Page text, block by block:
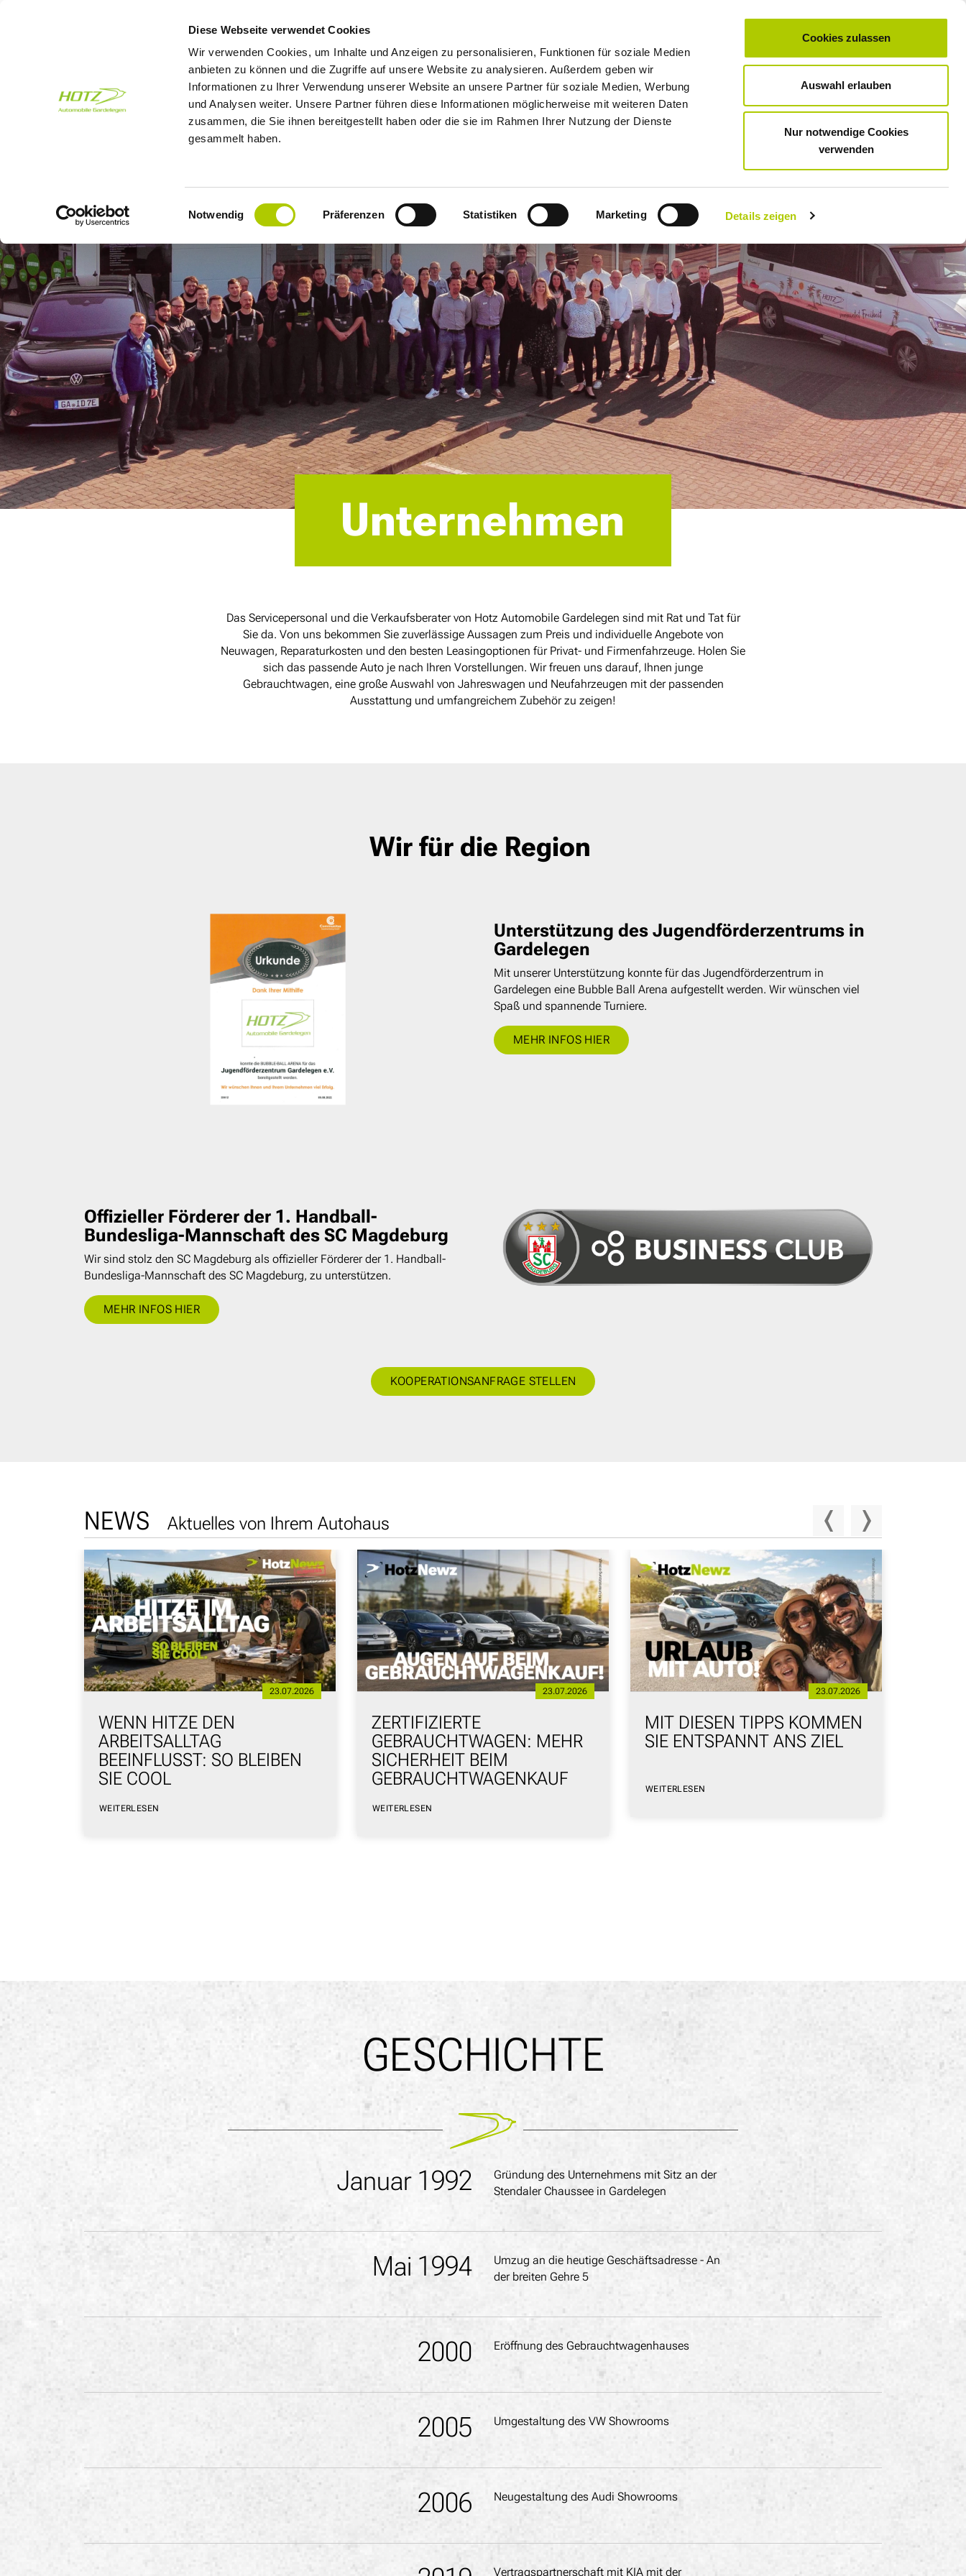
Diese Webseite verwendet Cookies
Wir verwenden Cookies, um Inhalte und Anzeigen zu personalisieren, Funktionen für soziale Medien
anbieten zu können und die Zugriffe auf unsere Website zu analysieren. Außerdem geben wir
Informationen zu Ihrer Verwendung unserer Website an unsere Partner für soziale Medien, Werbung
und Analysen weiter. Unsere Partner führen diese Informationen möglicherweise mit weiteren Daten
zusammen, die Sie ihnen bereitgestellt haben oder die sie im Rahmen Ihrer Nutzung der Dienste
gesammelt haben.
Einwilligungsauswahl
Notwendig Präferenzen Statistiken Marketing Details zeigen
Cookies zulassen
Auswahl erlauben
Nur notwendige Cookies
verwenden
ANGEBOTE FAHRZEUGSUCHE
Unternehmen
Das Servicepersonal und die Verkaufsberater von Hotz Automobile Gardelegen sind mit Rat und Tat für
Sie da. Von uns bekommen Sie zuverlässige Aussagen zum Preis und individuelle Angebote von
Neuwagen, Reparaturkosten und den besten Leasingoptionen für Privat- und Firmenfahrzeuge. Holen Sie
sich das passende Auto je nach Ihren Vorstellungen. Wir freuen uns darauf, Ihnen junge
Gebrauchtwagen, eine große Auswahl von Jahreswagen und Neufahrzeugen mit der passenden
Ausstattung und umfangreichem Zubehör zu zeigen!
Wir für die Region
Unterstützung des Jugendförderzentrums in
Gardelegen
Mit unserer Unterstützung konnte für das Jugendförderzentrum in
Gardelegen eine Bubble Ball Arena aufgestellt werden. Wir wünschen viel
Spaß und spannende Turniere.
MEHR INFOS HIER
Offizieller Förderer der 1. Handball-
Bundesliga-Mannschaft des SC Magdeburg
Wir sind stolz den SC Magdeburg als offizieller Förderer der 1. Handball-
Bundesliga-Mannschaft des SC Magdeburg, zu unterstützen.
MEHR INFOS HIER
KOOPERATIONSANFRAGE STELLEN
NEWS Aktuelles von Ihrem Autohaus
23.07.2026
WENN HITZE DEN
ARBEITSALLTAG
BEEINFLUSST: SO BLEIBEN
SIE COOL
WEITERLESEN
23.07.2026
ZERTIFIZIERTE
GEBRAUCHTWAGEN: MEHR
SICHERHEIT BEIM
GEBRAUCHTWAGENKAUF
WEITERLESEN
23.07.2026
MIT DIESEN TIPPS KOMMEN
SIE ENTSPANNT ANS ZIEL
WEITERLESEN
GESCHICHTE
Januar 1992
Gründung des Unternehmens mit Sitz an der
Stendaler Chaussee in Gardelegen
Mai 1994
Umzug an die heutige Geschäftsadresse - An
der breiten Gehre 5
2000 Eröffnung des Gebrauchtwagenhauses
2005 Umgestaltung des VW Showrooms
2006 Neugestaltung des Audi Showrooms
Vertragspartnerschaft mit KIA mit der